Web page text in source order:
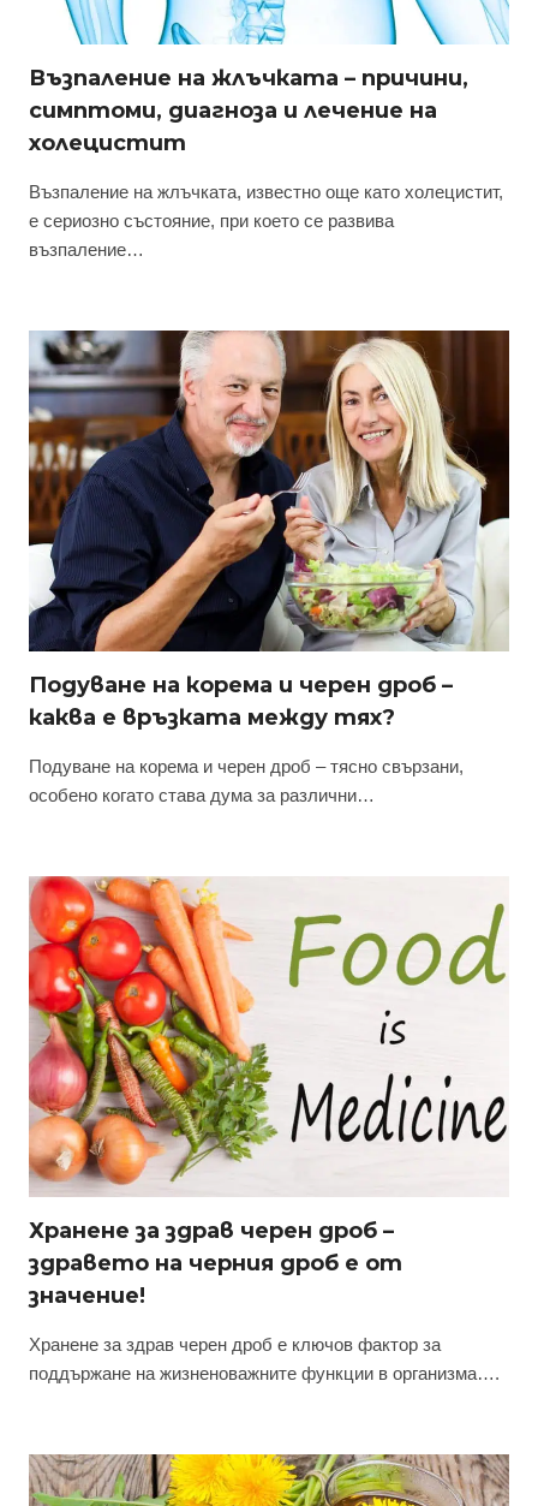
Възпаление на жлъчката – причини,
симптоми, диагноза и лечение на
холецистит
Възпаление на жлъчката, известно още като холецистит,
е сериозно състояние, при което се развива
възпаление…
Подуване на корема и черен дроб –
каква е връзката между тях?
Подуване на корема и черен дроб – тясно свързани,
особено когато става дума за различни…
Хранене за здрав черен дроб –
здравето на черния дроб е от
значение!
Хранене за здрав черен дроб е ключов фактор за
поддържане на жизненоважните функции в организма….